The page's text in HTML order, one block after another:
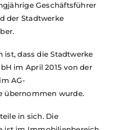
Geschäftsführer
der Stadtwerke
ist, dass die Stadtwerke
im April 2015 von der
AG-
übernommen wurde.
in sich. Die